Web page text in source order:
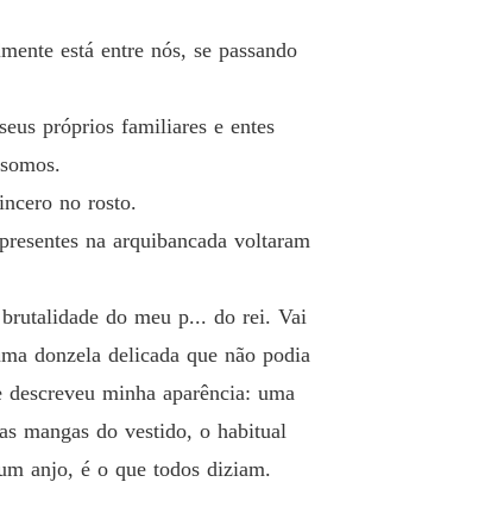
está entre nós, se passando
próprios familiares e entes
no rosto.
na arquibancada voltaram
do meu p... do rei. Vai
donzela delicada que não podia
minha aparência: uma
mangas do vestido, o habitual
anjo, é o que todos diziam.